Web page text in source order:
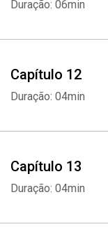
Duração: 06min
Capítulo 12
Duração: 04min
Capítulo 13
Duração: 04min